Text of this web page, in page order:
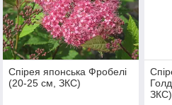
Спірея японська Фробелі
(20-25 см, ЗКС)
ЗКС)